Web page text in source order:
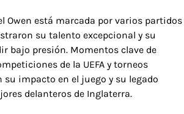
Owen está marcada por varios partidos
su talento excepcional y su
bajo presión. Momentos clave de
de la UEFA y torneos
su impacto en el juego y su legado
delanteros de Inglaterra.